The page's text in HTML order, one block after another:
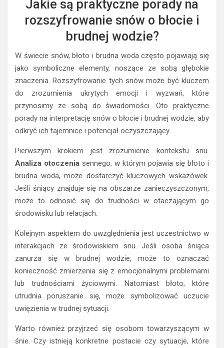
Jakie są praktyczne porady na
rozszyfrowanie snów o błocie i
brudnej wodzie?
W świecie snów, błoto i brudna woda często pojawiają się
jako symboliczne elementy, noszące ze sobą głębokie
znaczenia. Rozszyfrowanie tych snów może być kluczem
do zrozumienia ukrytych emocji i wyzwań, które
przynosimy ze sobą do świadomości. Oto praktyczne
porady na interpretację snów o błocie i brudnej wodzie, aby
odkryć ich tajemnice i potencjał oczyszczający.
Pierwszym krokiem jest zrozumienie kontekstu snu.
Analiza otoczenia sennego, w którym pojawia się błoto i
brudna woda, może dostarczyć kluczowych wskazówek.
Jeśli śniący znajduje się na obszarze zanieczyszczonym,
może to odnosić się do trudności w otaczającym go
środowisku lub relacjach.
Kolejnym aspektem do uwzględnienia jest uczestnictwo w
interakcjach ze środowiskiem snu. Jeśli osoba śniąca
zanurza się w brudnej wodzie, może to oznaczać
konieczność zmierzenia się z emocjonalnymi problemami
lub trudnościami życiowymi. Natomiast błoto, które
utrudnia poruszanie się, może symbolizować uczucie
uwięzienia w trudnej sytuacji.
Warto również przyjrzeć się osobom towarzyszącym w
śnie. Czy istnieją konkretne postacie czy sytuacje, które